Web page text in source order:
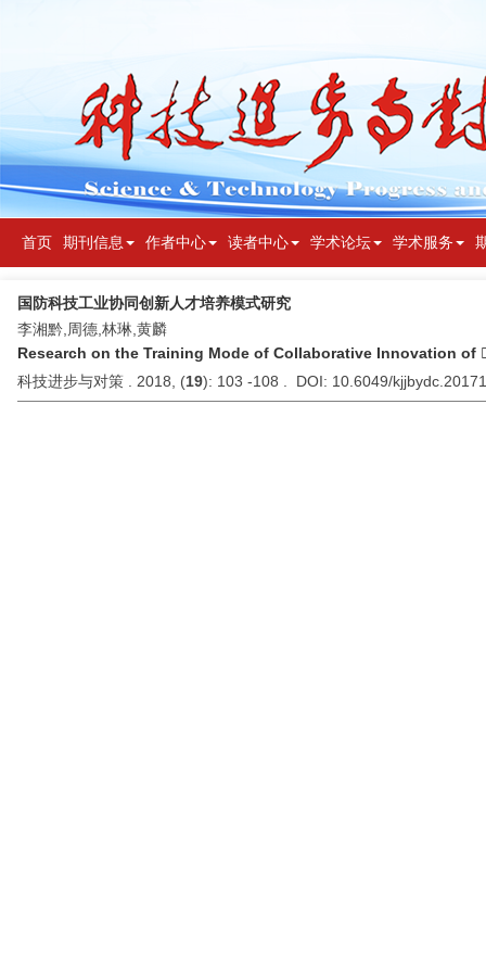
首页 期刊信息 作者中心 读者中心 学术论坛 学术服务
国防科技工业协同创新人才培养模式研究
李湘黔,周德,林琳,黄麟
Research on the Training Mode of Collaborative Innovation of
科技进步与对策 . 2018, (19): 103 -108 . DOI: 10.6049/